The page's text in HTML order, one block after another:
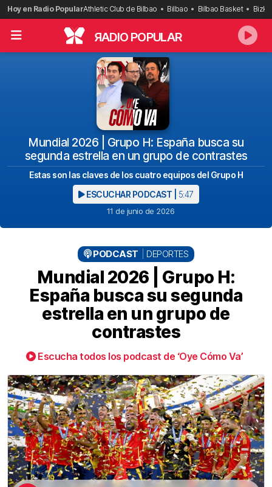
Saltar
al
contenido
Hoy en Radio PopularAthletic Club de Bilbao Bilbao Bilbao Basket
RADIO POPULAR
Mundial 2026 | Grupo H: España busca su
segunda estrella en un grupo de contrastes
Estas son las claves de los cuatro equipos del Grupo H
ESCUCHAR PODCAST | 5:47
11 de junio de 2026
PODCAST DEPORTES
Mundial 2026 | Grupo H:
España busca su segunda
estrella en un grupo de
contrastes
Escucha todos los podcast de ‘Oye Cómo Va’